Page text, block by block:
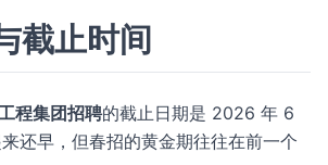
截止时间
程集团招聘的截止日期是 2026 年 6
还早，但春招的黄金期往往在前一个